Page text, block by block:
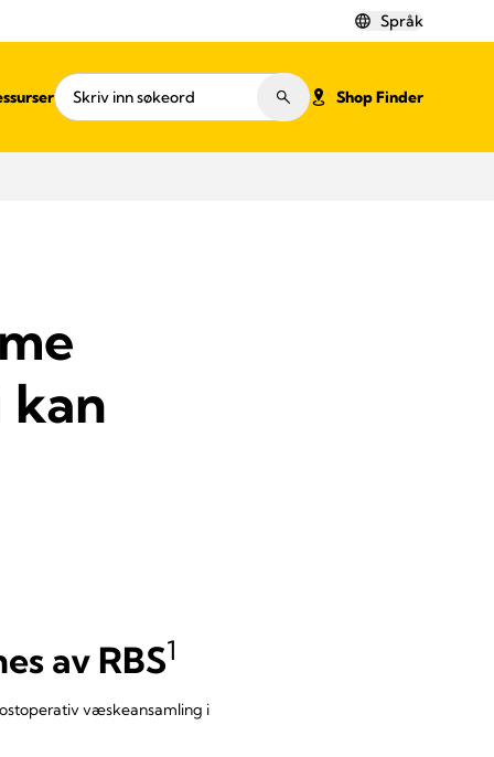
Språk
Shop Finder
av RBS1
væskeansamling i